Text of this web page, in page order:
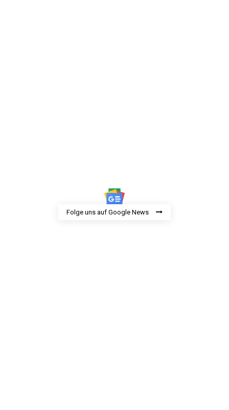
Folge uns auf Google News